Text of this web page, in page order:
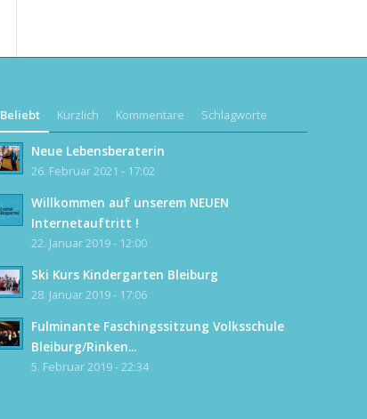
Beliebt Kürzlich Kommentare Schlagworte
Neue Lebensberaterin
26. Februar 2021 - 17:02
Willkommen auf unserem NEUEN
Internetauftritt !
22. Januar 2019 - 12:00
Ski Kurs Kindergarten Bleiburg
28. Januar 2019 - 17:06
Fulminante Faschingssitzung Volksschule
Bleiburg/Rinken...
5. Februar 2019 - 22:34